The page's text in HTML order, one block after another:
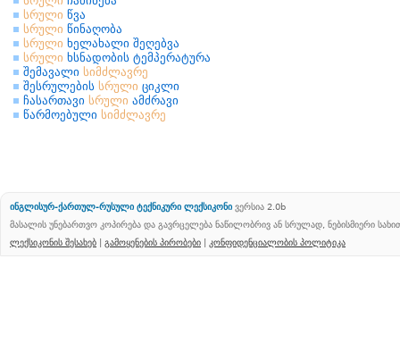
სრული წვა
სრული წინაღობა
სრული ხელახალი შეღებვა
სრული ხსნადობის ტემპერატურა
შემავალი სიმძლავრე
შესრულების სრული ციკლი
ჩასართავი სრული ამძრავი
წარმოებული სიმძლავრე
ინგლისურ-ქართულ-რუსული ტექნიკური ლექსიკონი ვერსია 2.0b
მასალის უნებართვო კოპირება და გავრცელება ნაწილობრივ ან სრულად, ნებისმიერი
ლექსიკონის შესახებ | გამოყენების პირობები | კონფიდენციალობის პოლიტიკა